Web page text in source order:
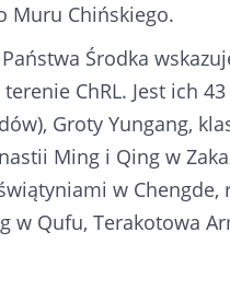
Muru Chińskiego.
Środka
ChRL. Jest ich
Groty Yungang,
Ming i Qing w
w
w Qufu, Terakotowa